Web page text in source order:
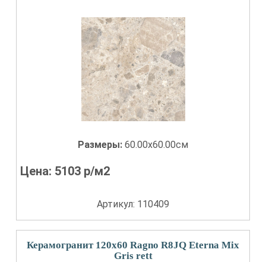
Размеры: 60.00x60.00см
Цена: 5103 р/м2
Артикул: 110409
Керамогранит 120x60 Ragno R8JQ Eterna Mix
Gris rett